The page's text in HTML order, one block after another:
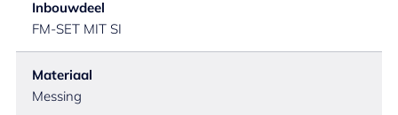
Inbouwdeel
FM-SET MIT SI
Materiaal
Messing